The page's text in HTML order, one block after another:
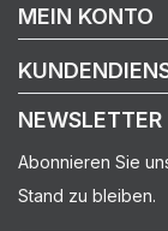
MEIN KONTO
NEWSLETTER
Abonnieren Sie
Stand zu bleiben.